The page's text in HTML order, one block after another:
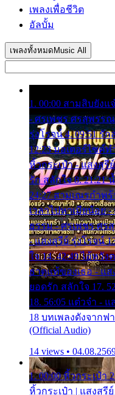
เพลงเพื่อชีวิต
อัลบั้ม
เพลงทั้งหมด Music All
1. 00:00 สามสิบยังแ
- ศรเพชร ศรสุพรรณ
รุ่งโรจน์ 4. 09:51 รั
12:23 มอเตอร์ไซค์
หิ้วกระเป๋า - แสงสุรี
รัก สลักใจ 8. 21:21
24:27 สามเณรกำพร้
เวลาไปหาเมียน้อย -
ธรรม - ศรเพชร ศร
- แสงสุรีย์ รุ่งโรจน์
ใจ 14. 42:49 ไอ้หวั
ธาตุแท้ของเธอ - แส
ยอดรัก สลักใจ 17.
18. 56:05 แต๋วจ๋า -
18 บทเพลงดังจากฟ
(Official Audio)
14 views •
1. 00:00 หิ้วกระเป๋า
หิ้วกระเป๋า | แสงสุรี